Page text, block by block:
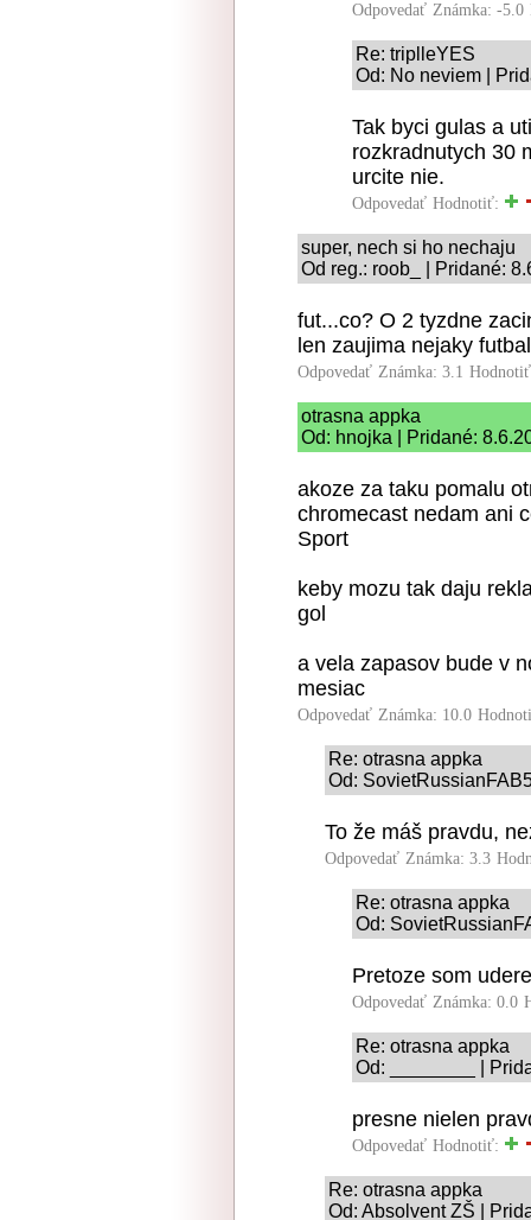
Odpovedať Známka: -5.0
Re: triplleYES
Od: No neviem |
Tak byci gulas a
rozkradnutych 30
urcite nie.
Odpovedať Hodnotiť:
super, nech si ho nechaju
Od reg.: roob_ | Pridané:
fut...co? O 2 tyzdne
len zaujima nejaky
Odpovedať Známka: 3.1
otrasna appka
Od: hnojka | Pridané:
akoze za taku pomalu
chromecast nedam ani
Sport
keby mozu tak daju
gol
a vela zapasov bude v
mesiac
Odpovedať Známka: 10.0
Re: otrasna appka
Od:
To že máš pravdu,
Odpovedať Známka: 3.3
Re: otrasna appka
Od:
Pretoze som
Odpovedať Známka: 0.0
Re: otrasna appka
Od: ________ |
presne nielen
Odpovedať Hodnotiť:
Re: otrasna appka
Od: Absolvent ZŠ |